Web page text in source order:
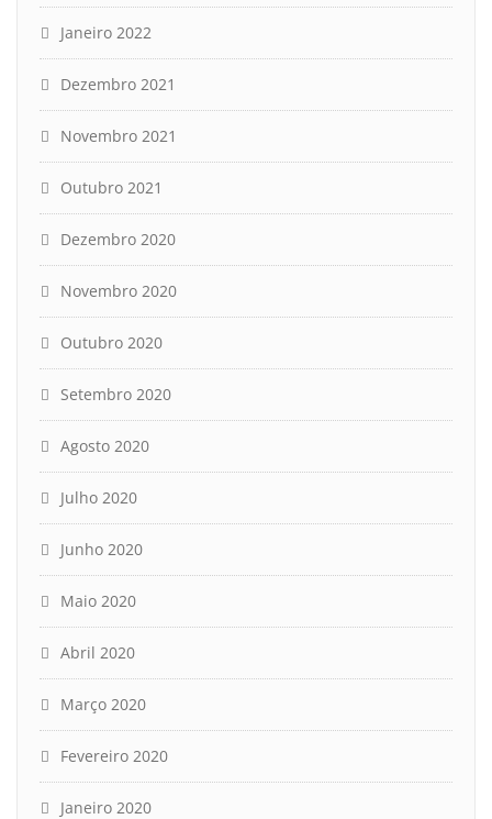
Janeiro 2022
Dezembro 2021
Novembro 2021
Outubro 2021
Dezembro 2020
Novembro 2020
Outubro 2020
Setembro 2020
Agosto 2020
Julho 2020
Junho 2020
Maio 2020
Abril 2020
Março 2020
Fevereiro 2020
Janeiro 2020